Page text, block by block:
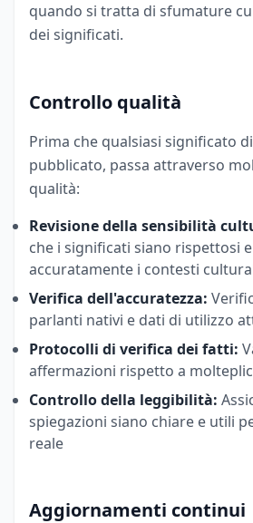
quando si tratta di sfumature
dei significati.
Controllo qualità
Prima che qualsiasi significato
pubblicato, passa attraverso
qualità:
Revisione della sensibilità
che i significati siano rispettosi
accuratamente i contesti
Verifica dell'accuratezza:
parlanti nativi e dati di utilizzo
Protocolli di verifica dei fatti:
affermazioni rispetto a
Controllo della leggibilità:
spiegazioni siano chiare e utili
reale
Aggiornamenti continui